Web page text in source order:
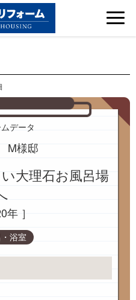
データ
M様邸
大理石お風呂場
年 ］
浴室